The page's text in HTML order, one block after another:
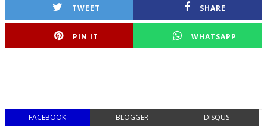
TWEET SHARE
PIN IT WHATSAPP
FACEBOOK BLOGGER DISQUS